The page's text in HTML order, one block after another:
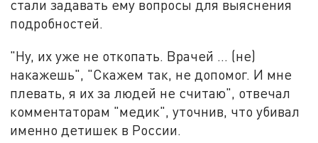
стали задавать ему вопросы для выяснения
подробностей.
"Ну, их уже не откопать. Врачей … (не)
накажешь", "Скажем так, не допомог. И мне
плевать, я их за людей не считаю", отвечал
комментаторам "медик", уточнив, что убивал
именно детишек в России.